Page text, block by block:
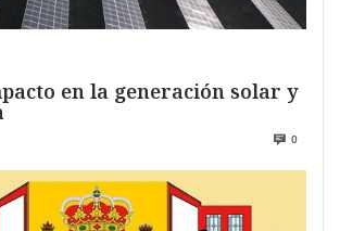
en la generación solar y
0